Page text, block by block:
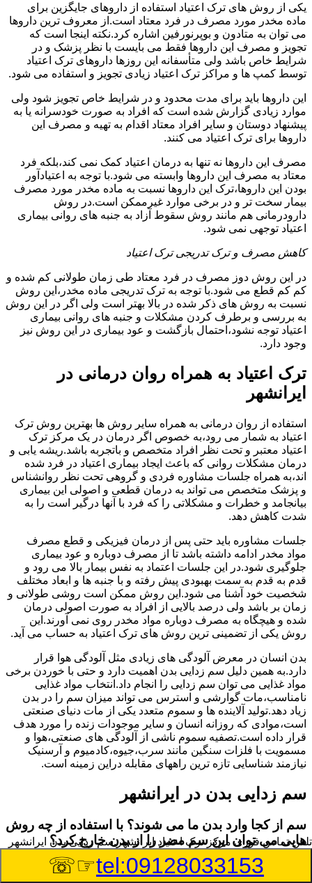
یکی از روش های ترک اعتیاد استفاده از داروهای جایگزین برای
ماده مخدر مورد مصرف در فرد معتاد است.از معروف ترین داروها
می توان به متادون و بوپرنورفین اشاره کرد.نکته اینجا است که
تجویز و مصرف این داروها فقط می بایست با نظر پزشک و در
شرایط خاص باشد ولی متأسفانه این روزها داروهای ترک اعتیاد
توسط کمپ ها و مراکز ترک اعتیاد زیادی تجویز و استفاده می شود.
این داروها باید برای مدت محدود و در شرایط خاص تجویز شود ولی
موارد زیادی گزارش شده است که افراد به صورت خودسرانه یا به
پیشنهاد دوستان و سایر افراد معتاد اقدام به تهیه و مصرف این
داروها برای ترک اعتیاد می کنند.
مصرف این داروها نه تنها به درمان اعتیاد کمک نمی کند،بلکه فرد
معتاد به مصرف این داروها وابسته می شود.با توجه به اعتیادآور
بودن این داروها،ترک این داروها نسبت به ماده مخدر مورد مصرف
بیمار سخت تر و در برخی موارد غیرممکن است.در روش
دارودرمانی هم مانند روش سقوط آزاد به جنبه های روانی بیماری
اعتیاد توجهی نمی شود.
کاهش مصرف و ترک تدریجی ترک اعتیاد
در این روش دوز مصرف در فرد معتاد طی زمان طولانی کم شده و
کم کم قطع می شود.با توجه به ترک تدریجی ماده مخدر،این روش
نسبت به روش های ذکر شده در بالا بهتر است ولی اگر در این روش
به بررسی و برطرف کردن مشکلات و جنبه های روانی بیماری
اعتیاد توجه نشود،احتمال بازگشت و عود بیماری در این روش نیز
وجود دارد.
ترک اعتیاد به همراه روان درمانی در
ایرانشهر
استفاده از روان درمانی به همراه سایر روش ها بهترین روش ترک
اعتیاد به شمار می رود،به خصوص اگر درمان در یک مرکز ترک
اعتیاد معتبر و تحت نظر افراد متخصص و باتجربه باشد.ریشه یابی و
درمان مشکلات روانی که باعث ایجاد بیماری اعتیاد در فرد شده
اند،به همراه جلسات مشاوره فردی و گروهی تحت نظر روانشناس
و پزشک متخصص می تواند به درمان قطعی و اصولی این بیماری
بیانجامد و خطرات و مشکلاتی را که فرد با آنها درگیر است را به
شدت کاهش دهد.
جلسات مشاوره باید حتی پس از درمان فیزیکی و قطع مصرف
مواد مخدر ادامه داشته باشد تا از مصرف دوباره و عود بیماری
جلوگیری شود.در این جلسات اعتماد به نفس بیمار بالا می رود و
قدم به قدم به سمت بهبودی پیش رفته و با جنبه ها و ابعاد مختلف
شخصیت خود آشنا می شود.این روش ممکن است روشی طولانی و
زمان بر باشد ولی درصد بالایی از افراد به صورت اصولی درمان
شده و هیچگاه به مصرف دوباره مواد مخدر روی نمی آورند.این
روش یکی از تضمینی ترین روش های ترک اعتیاد به حساب می آید.
بدن انسان در معرض آلودگی های زیادی مثل آلودگی هوا قرار
دارد.به همین دلیل سم زدایی بدن اهمیت دارد و حتی با خوردن برخی
مواد غذایی می توان سم زدایی را انجام داد.انتخاب مواد غذایی
نامناسب،مات گوارشی و استرس می تواند میزان سم را در بدن
زیاد دهد.تولید آلاینده ها و سموم متعدد یکی از مات دنیای صنعتی
است،موادی که روزانه انسان و سایر موجودات زنده را مورد هدف
قرار داده است.تصفیه سموم ناشی از آلودگی های صنعتی،هوا و
مسمویت با فلزات سنگین مانند سرب،جیوه،کادمیوم و آرسنیک
نیازمند شناسایی تازه ترین راههای مقابله دراین زمینه است.
سم زدایی بدن در ایرانشهر
سم از کجا وارد بدن ما می شوند؟ با استفاده از چه روش
هایی می توان این سم مضر را از بدن خارج کرد؟
بطور کلی سم موجود در بدن به دو گروه عمده تقسیم می
تلفن تماس فوریمرکز ترک اعتیاد ایرانشهر,سم زدایی بدن ایرانشهر
tel:09128033153
☞☏